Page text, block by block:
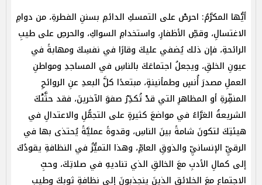
أيُّها المكرَّمُ: احرصْ على التمسكِ الدائمِ بسننِ الفطرةِ، من دوامِ
الاغتسالِ، وقصِّ الأظفارِ، واستخدامِ السواكِ، والحرصِ على طيبِ
الرائحةِ، فإن ذلك يُضفي عليكَ وقارًا في نفسِكَ ومهابةً في
عيونِ الخلقِ، ويجعلُ اجتماعَكَ بالناسِ في المساجدِ ومواطنِ
العملِ مصدرَ أُنسٍ وطمأنينةٍ، مبتعدًا كلَّ البعدِ عنِ الروائحِ
المنفِّرةِ أو المظاهرِ التي قدْ تُكدِّرُ صفوَ الآخرينَ، فقد حثَّتْكَ
الشريعةُ الغرَّاءُ في مواضعَ كثيرةٍ على التجمُّلِ والاعتدالِ في
هيئتِكَ لتكونَ شامةً بينَ الناسِ، وقدوةً عمليَّةً يُحتذى بها في
الرقيِّ الإنسانيِّ والذوقِ العامِّ، وهذا التميُّزُ في النظافةِ يقودُكَ
إلى كمالِ الأدبِ معَ الخالقِ الذي تناديهِ في صلاتِكَ، وحبِّ
الاجتماعِ معَ الخلائقِ الذينَ ينجذبونَ إلى نظافةِ ثوبِكَ وطيبِ